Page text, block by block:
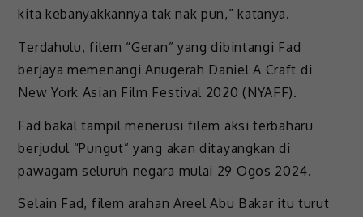
kita kebanyakkannya tak nak pun,” katanya.
Terdahulu, filem “Geran” yang dibintangi Fad
berjaya memenangi Anugerah Daniel A Craft di
New York Asian Film Festival 2020 (NYAFF).
Fad bakal tampil menerusi filem aksi terbaharu
berjudul “Pungut” yang akan ditayangkan di
pawagam seluruh negara mulai 29 Ogos 2024.
Selain Fad, filem arahan Areel Abu Bakar itu turut